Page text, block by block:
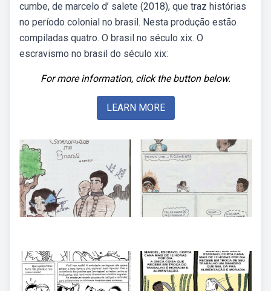
cumbe, de marcelo d’ salete (2018), que traz histórias
no período colonial no brasil. Nesta produção estão
compiladas quatro. O brasil no século xix. O
escravismo no brasil do século xix:
For more information, click the button below.
LEARN MORE